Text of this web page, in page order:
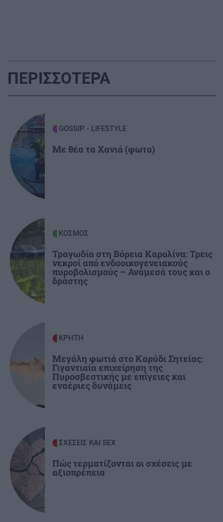
Παναθηναϊκό
23:25
ΑΘΛΗΤΙΚΑ
προσοχή στο Σούπερ Καπ με ΑΕΚ
GOSSIP - LIFESTYLE
Μισέλ Φάιφερ: Στα 68 της αποκαλύπτει γιατί
δεν θέλει να πρωταγωνιστήσει ποτέ ξανά σε
ταινία
ΑΥΤΟΔΙΟΙΚΗΣΗ
Συνάντηση του Περιφερειάρχη Κρήτης με τον
Πρύτανη του Πανεπιστημίου Κρήτης και τον
Πρόεδρο του ΙΤΕ
ΟΙΚΟΝΟΜΙΑ
Εξωδικαστικός Μηχανισμός: Πάνω από 20 δισ.
ΕΠΙΣΤΗΜΗ
Μικροσκοπικές δίνες ανακαλύφθηκαν για
πρώτη φορά στην επιφάνεια του Ήλιου
ΠΕΡΙΣΣΟΤΕΡΑ
GOSSIP - LIFESTYLE
Με θέα τα Χανιά (φωτο)
ΚΟΣΜΟΣ
Τραγωδία στη Βόρεια Καρολίνα: Τρεις
νεκροί από ενδοοικογενειακούς
πυροβολισμούς – Ανάμεσά τους και ο
δράστης
ΚΡΗΤΗ
Μεγάλη φωτιά στο Καρύδι Σητείας:
Γιγαντιαία επιχείρηση της
Πυροσβεστικής με επίγειες και
εναέριες δυνάμεις
ΣΧΕΣΕΙΣ ΚΑΙ SEX
Πώς τερματίζονται οι σχέσεις με
αξιοπρέπεια